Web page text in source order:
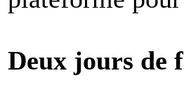
Deux jours de